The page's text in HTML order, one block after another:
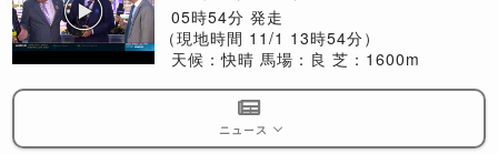
05時54分 発走
（現地時間 11/1 13時54分）
天候：快晴 馬場：良 芝：1600m
ニュース